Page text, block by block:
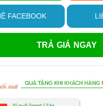
FACEBOOK
TRẢ GIÁ NGAY